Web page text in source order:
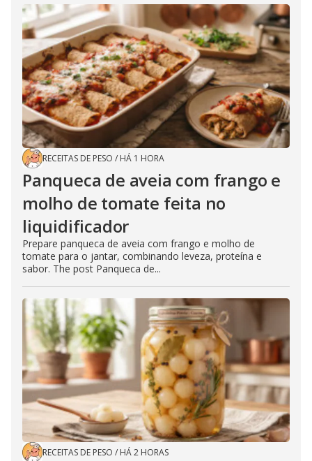
RECEITAS DE PESO / HÁ 1 HORA
Panqueca de aveia com frango e
molho de tomate feita no
liquidificador
Prepare panqueca de aveia com frango e molho de
tomate para o jantar, combinando leveza, proteína e
sabor. The post Panqueca de...
RECEITAS DE PESO / HÁ 2 HORAS